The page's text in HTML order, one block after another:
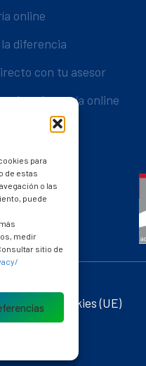
para
de estas
o las
puede
medir
sitio de
online
diferencia
con tu asesor
App Asesoría online
de cookies (UE)